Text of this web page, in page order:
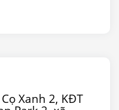
Xanh 2, KĐT